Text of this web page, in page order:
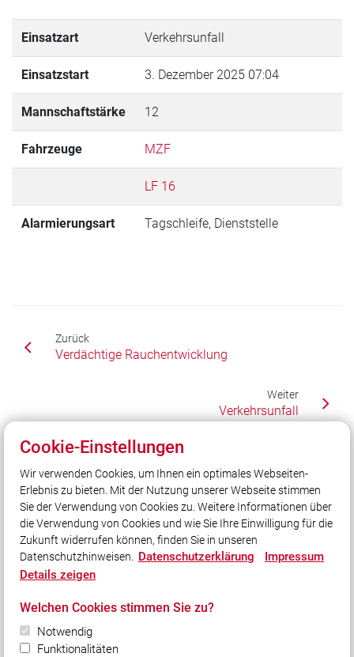
Einsatzart Verkehrsunfall
Einsatzstart 3. Dezember 2025 07:04
Mannschaftstärke 12
Fahrzeuge MZF
LF 16
Alarmierungsart Tagschleife, Dienststelle
Zurück
Verdächtige Rauchentwicklung
Weiter
Verkehrsunfall
Unser Leitsatz
Gott zur Ehr - dem Nächsten zur Wehr!
Unsere Freizeit für Ihre Sicherheit!
Social Media
Bleiben Sie mit uns in Kontakt und vernetzen Sie sich
mit uns!
Cookie-Einstellungen
Wir verwenden Cookies, um Ihnen ein optimales Webseiten-
Erlebnis zu bieten. Mit der Nutzung unserer Webseite stimmen
Sie der Verwendung von Cookies zu. Weitere Informationen über
die Verwendung von Cookies und wie Sie Ihre Einwilligung für die
Zukunft widerrufen können, finden Sie in unseren
Datenschutzhinweisen. Datenschutzerklärung
Impressum
Details zeigen
Welchen Cookies stimmen Sie zu?
Notwendig
Funktionalitäten